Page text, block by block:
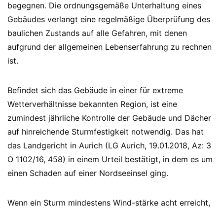
begegnen. Die ordnungsgemäße Unterhaltung eines
Gebäudes verlangt eine regelmäßige Überprüfung des
baulichen Zustands auf alle Gefahren, mit denen
aufgrund der allgemeinen Lebenserfahrung zu rechnen
ist.
Befindet sich das Gebäude in einer für extreme
Wetterverhältnisse bekannten Region, ist eine
zumindest jährliche Kontrolle der Gebäude und Dächer
auf hinreichende Sturmfestigkeit notwendig. Das hat
das Landgericht in Aurich (LG Aurich, 19.01.2018, Az: 3
O 1102/16, 458) in einem Urteil bestätigt, in dem es um
einen Schaden auf einer Nordseeinsel ging.
Wenn ein Sturm mindestens Wind-stärke acht erreicht,